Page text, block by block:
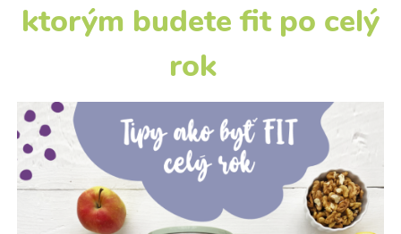
ktorým budete fit po celý
rok